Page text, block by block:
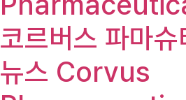
코르버스 파마
뉴스 Corvus